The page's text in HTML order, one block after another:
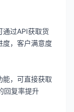
通过API获取货
度，客户满意度
能，可直接获取
回复率提升